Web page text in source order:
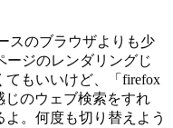
スのブラウザよりも少
ージのレンダリングじ
てもいいけど、「firefox
じのウェブ検索をすれ
。何度も切り替えよう